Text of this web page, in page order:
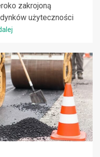
zakrojoną
użyteczności